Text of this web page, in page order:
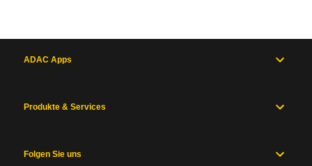
ADAC Apps
Produkte & Services
Folgen Sie uns